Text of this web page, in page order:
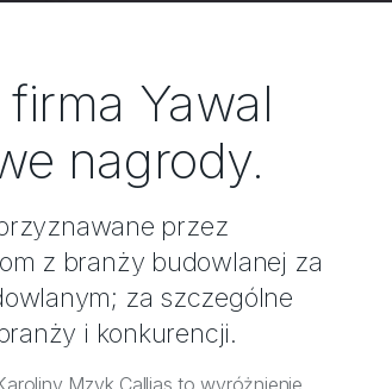
Yawal
nagrody.
przez
z branży budowlanej za
za szczególne
i konkurencji.
Mzyk Callias to wyróżnienie